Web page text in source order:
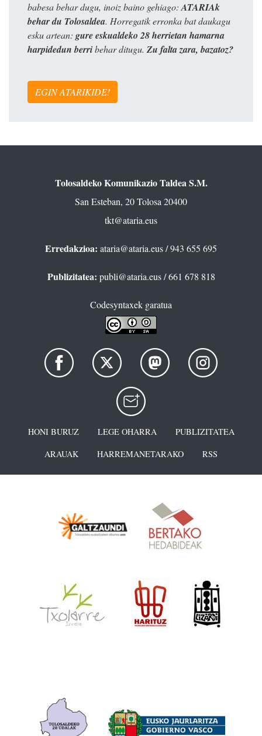
babesa behar dugu, inoiz baino gehiago:ATARIAk
behar du Tolosaldea. Horregatik erronka bat daukagu
esku artean: gure eskualdeko 28 herrietan hamarna
harpidedun berribehar ditugu. Zu falta zara, bazatoz?
EGIN ATARIKIDE!
Tolosaldeko Komunikazio Taldea S.M.
San Esteban, 20 Tolosa 20400
tkt@ataria.eus
Erredakzioa: ataria@ataria.eus/ 943 655 695
Publizitatea: publi@ataria.eus/ 661 678 818
Codesyntaxek garatua
HONI BURUZ LEGE OHARRA
PUBLIZITATEA
ARAUAK
HARREMANETARAKO RSS